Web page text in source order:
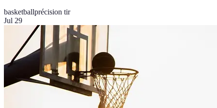
basketballprécision tir
Jul 29